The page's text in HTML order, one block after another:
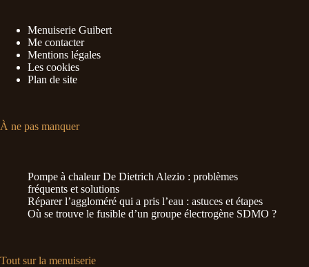
Menuiserie Guibert
Me contacter
Mentions légales
Les cookies
Plan de site
À ne pas manquer
Pompe à chaleur De Dietrich Alezio : problèmes
fréquents et solutions
Réparer l’aggloméré qui a pris l’eau : astuces et étapes
Où se trouve le fusible d’un groupe électrogène SDMO ?
Tout sur la menuiserie